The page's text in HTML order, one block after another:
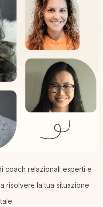
coach relazionali esperti e
risolvere la tua situazione